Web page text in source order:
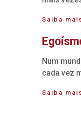
Saiba
Num
cada vez
Saiba